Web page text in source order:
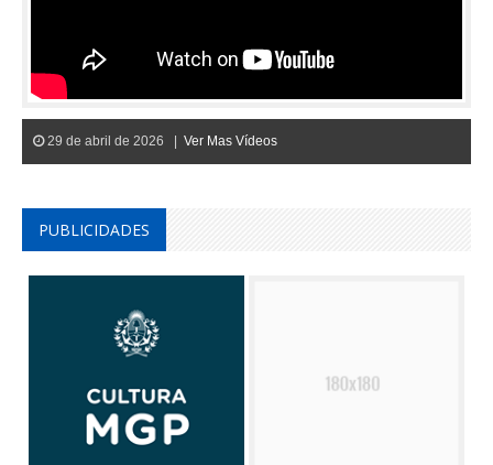
29 de abril de 2026 | Ver Mas Vídeos
PUBLICIDADES